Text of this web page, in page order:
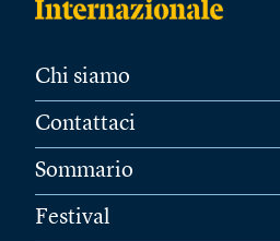
Chi siamo
Contattaci
Sommario
Festival